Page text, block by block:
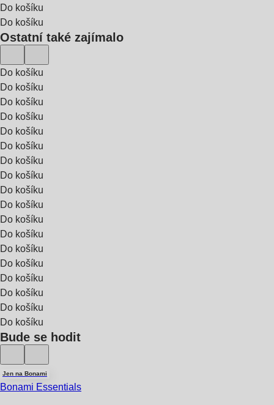
Do košíku
Do košíku
Ostatní také zajímalo
Do košíku
Do košíku
Do košíku
Do košíku
Do košíku
Do košíku
Do košíku
Do košíku
Do košíku
Do košíku
Do košíku
Do košíku
Do košíku
Do košíku
Do košíku
Do košíku
Do košíku
Do košíku
Bude se hodit
Jen na Bonami
Bonami Essentials